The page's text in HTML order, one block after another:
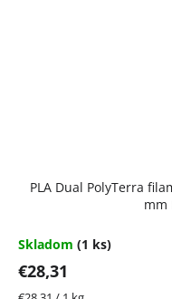
PLA Dual PolyTerra
mm
Skladom (1 ks)
€28,31